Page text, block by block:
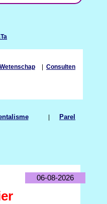
Wetenschap| Consulten
| Parel
06-08-2026